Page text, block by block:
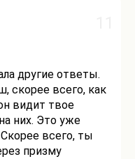
другие ответы.
скорее всего, как
видит твое
них. Это уже
всего, ты
призму